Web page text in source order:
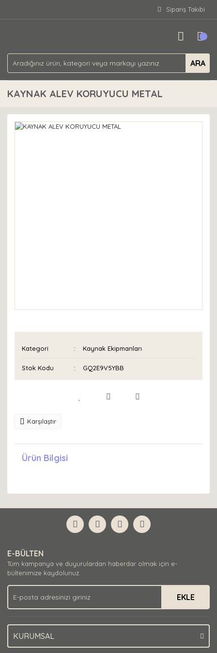
Sipariş Takibi
ARA
KAYNAK ALEV KORUYUCU METAL
Kategori Kaynak Ekipmanları
Stok Kodu GQ2E9V5YBB
Karşılaştır
Ürün Bilgisi
E-BÜLTEN
Tüm kampanya ve duyurulardan haberdar olmak için e-
bültenimize kaydolunuz.
EKLE
KURUMSAL